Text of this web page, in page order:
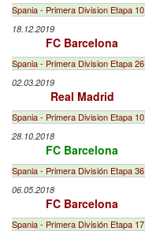
Spania - Primera Division Etapa 10
18.12.2019
FC Barcelona
Spania - Primera Division Etapa 26
02.03.2019
Real Madrid
Spania - Primera Division Etapa 10
28.10.2018
FC Barcelona
Spania - Primera División Etapa 36
06.05.2018
FC Barcelona
Spania - Primera División Etapa 17